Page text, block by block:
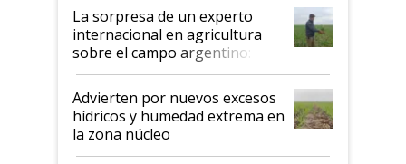
La sorpresa de un experto
internacional en agricultura
sobre el campo argentino:
"Estoy muy impresionado"
Advierten por nuevos excesos
hídricos y humedad extrema en
la zona núcleo